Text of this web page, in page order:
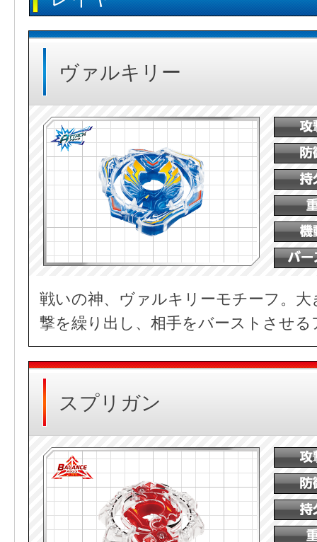
ヴァルキリー
戦いの神、ヴァルキリーモチーフ。
撃を繰り出し、相手をバーストさせ
スプリガン